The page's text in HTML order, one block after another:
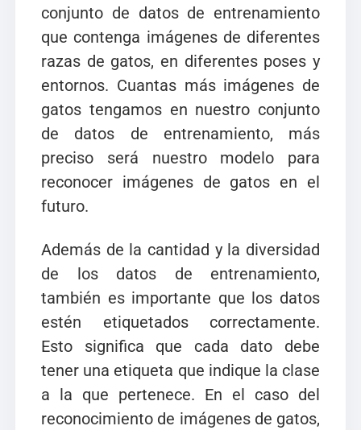
conjunto de datos de entrenamiento
que contenga imágenes de diferentes
razas de gatos, en diferentes poses y
entornos. Cuantas más imágenes de
gatos tengamos en nuestro conjunto
de datos de entrenamiento, más
preciso será nuestro modelo para
reconocer imágenes de gatos en el
futuro.
Además de la cantidad y la diversidad
de los datos de entrenamiento,
también es importante que los datos
estén etiquetados correctamente.
Esto significa que cada dato debe
tener una etiqueta que indique la clase
a la que pertenece. En el caso del
reconocimiento de imágenes de gatos,